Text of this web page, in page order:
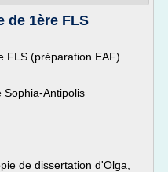
de 1ère FLS
FLS (préparation EAF)
Sophia-Antipolis
de dissertation d'Olga,